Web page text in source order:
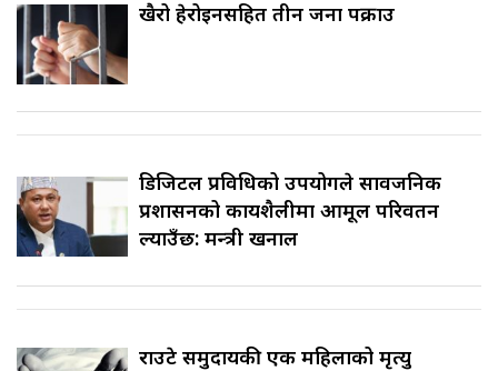
खैरो हेरोइनसहित तीन जना पक्राउ
डिजिटल प्रविधिको उपयोगले सार्वजनिक
प्रशासनको कार्यशैलीमा आमूल परिवर्तन
ल्याउँछ: मन्त्री खनाल
राउटे समुदायकी एक महिलाको मृत्यु